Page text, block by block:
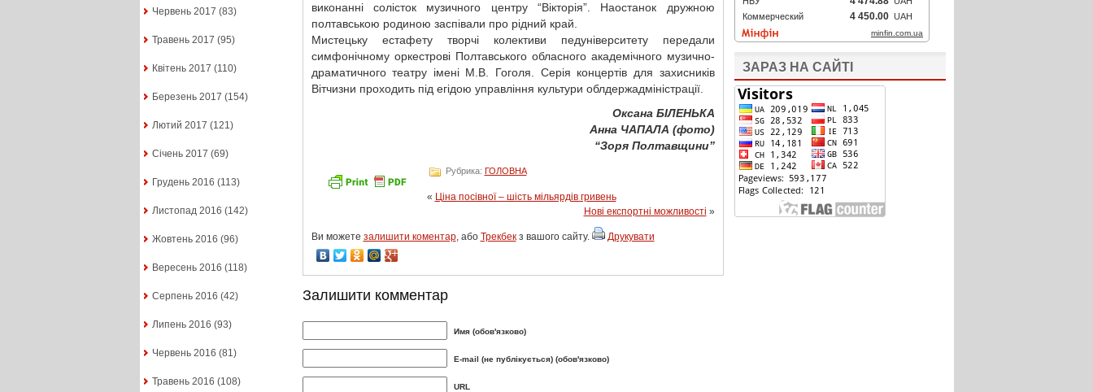
Червень 2017 (83)
Травень 2017 (95)
Квітень 2017 (110)
Березень 2017 (154)
Лютий 2017 (121)
Січень 2017 (69)
Грудень 2016 (113)
Листопад 2016 (142)
Жовтень 2016 (96)
Вересень 2016 (118)
Серпень 2016 (42)
Липень 2016 (93)
Червень 2016 (81)
Травень 2016 (108)
виконанні солісток музичного центру “Вікторія”. Наостанок дружною
полтавською родиною заспівали про рідний край.
Мистецьку естафету творчі колективи педуніверситету передали
симфонічному оркестрові Полтавського обласного академічного музично-
драматичного театру імені М.В. Гоголя. Серія концертів для захисників
Вітчизни проходить під егідою управління культури облдержадміністрації.
Оксана БІЛЕНЬКА
Анна ЧАПАЛА (фото)
“Зоря Полтавщини”
Рубрика: ГОЛОВНА
« Ціна посівної – шість мільярдів гривень
Нові експортні можливості »
Ви можете залишити коментар, або Трекбекз вашого сайту. Друкувати
Залишити комментар
Имя (обов'язково)
E-mail (не публікується) (обов'язково)
URL
ЗАРАЗ НА САЙТІ